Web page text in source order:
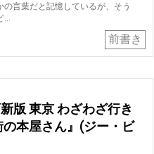
の言葉だと記憶しているが、そう
…
前書き
新版 東京 わざわざ行き
の本屋さん』(ジー・ビ